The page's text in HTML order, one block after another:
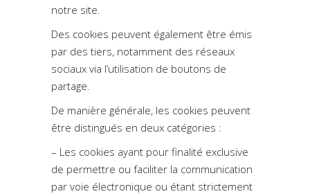
notre site.
Des cookies peuvent également être émis
par des tiers, notamment des réseaux
sociaux via l’utilisation de boutons de
partage.
De manière générale, les cookies peuvent
être distingués en deux catégories :
– Les cookies ayant pour finalité exclusive
de permettre ou faciliter la communication
par voie électronique ou étant strictement